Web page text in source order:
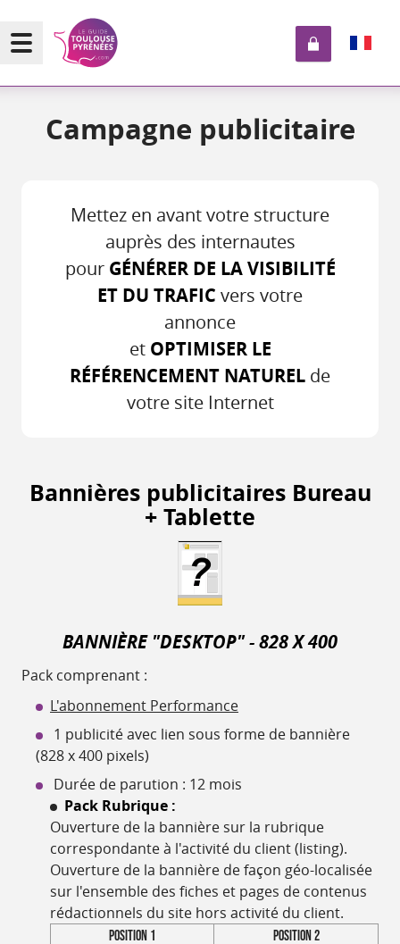
Campagne publicitaire
Mettez en avant votre structure
auprès des internautes
pour GÉNÉRER DE LA VISIBILITÉ
ET DU TRAFIC vers votre
annonce
et OPTIMISER LE
RÉFÉRENCEMENT NATUREL de
votre site Internet
Bannières publicitaires Bureau
+ Tablette
BANNIÈRE "DESKTOP" - 828 X 400
Pack comprenant :
L'abonnement Performance
1 publicité avec lien sous forme de bannière
(828 x 400 pixels)
Durée de parution : 12 mois
Pack Rubrique :
Ouverture de la bannière sur la rubrique
correspondante à l'activité du client (listing).
Ouverture de la bannière de façon géo-localisée
sur l'ensemble des fiches et pages de contenus
rédactionnels du site hors activité du client.
Position 1 Position 2